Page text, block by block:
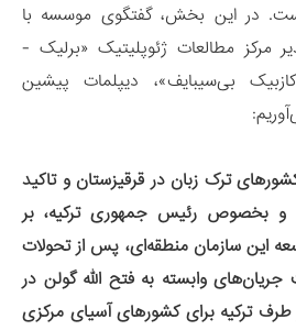
در این بخش، گفتگوی موسسه با
مرکز مطالعات ژئوپلیتیک «برلیک -
بی‌سیبایف»، دیپلمات پیشین
ترک زبان در قرقیزستان و تاکید
و بخصوص رئیس جمهوری ترکیه، بر
این سازمان منطقه‌ای، پس از تحولات
وابسته به فتح الله گولن در
ترکیه برای کشورهای آسیای مرکزی